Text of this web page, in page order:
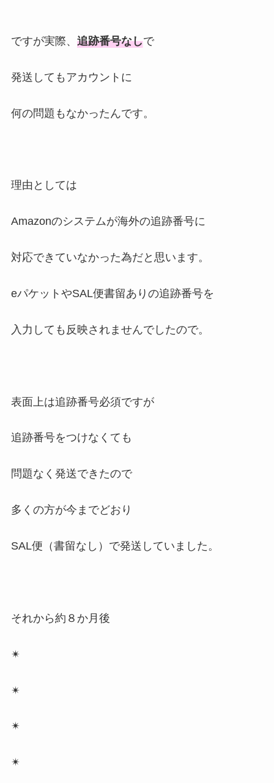
ですが実際、 追跡番号なしで
発送してもアカウントに
何の問題もなかったんです。
理由としては
Amazonのシステムが海外の追跡番号に
対応できていなかった為だと思います。
eパケットやSAL便書留ありの追跡番号を
入力しても反映されませんでしたので。
表面上は追跡番号必須ですが
追跡番号をつけなくても
問題なく発送できたので
多くの方が今までどおり
SAL便（書留なし）で発送していました。
それから約８か月後
✴
✴
✴
✴